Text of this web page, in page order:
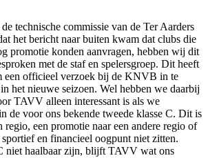
technische commissie van de Ter Aarders
het bericht naar buiten kwam dat clubs die
promotie konden aanvragen, hebben wij dit
met de staf en spelersgroep. Dit heeft
een officieel verzoek bij de KNVB in te
het nieuwe seizoen. Wel hebben we daarbij
TAVV alleen interessant is als we
de voor ons bekende tweede klasse C. Dit is
een promotie naar een andere regio of
en financieel oogpunt niet zitten.
niet haalbaar zijn, blijft TAVV wat ons